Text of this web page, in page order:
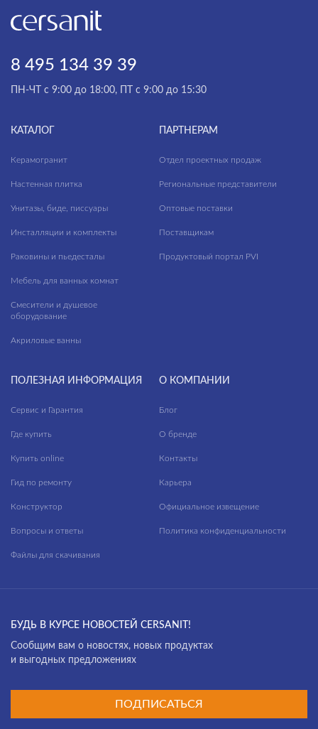
8 495 134 39 39
ПН-ЧТ с 9:00 до 18:00, ПТ с 9:00 до 15:30
КАТАЛОГ
Керамогранит
Настенная плитка
Унитазы, биде, писсуары
Инсталляции и комплекты
Раковины и пьедесталы
Мебель для ванных комнат
Смесители и душевое
оборудование
Акриловые ванны
ПАРТНЕРАМ
Отдел проектных продаж
Региональные представители
Оптовые поставки
Поставщикам
Продуктовый портал PVI
ПОЛЕЗНАЯ ИНФОРМАЦИЯ
Сервис и Гарантия
Где купить
Купить online
Гид по ремонту
Конструктор
Вопросы и ответы
Файлы для скачивания
О КОМПАНИИ
Блог
О бренде
Контакты
Карьера
Официальное извещение
Политика конфиденциальности
БУДЬ В КУРСЕ НОВОСТЕЙ CERSANIT!
Cообщим вам о новостях, новых продуктах
и выгодных предложениях
ПОДПИСАТЬСЯ